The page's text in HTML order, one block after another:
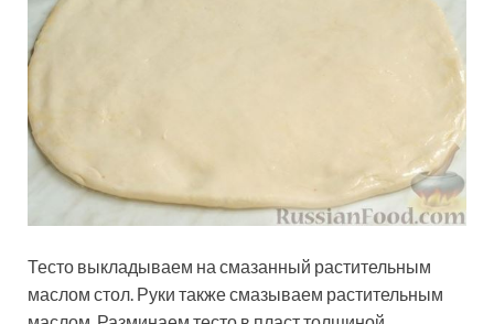
Тесто выкладываем на смазанный растительным
маслом стол. Руки также смазываем растительным